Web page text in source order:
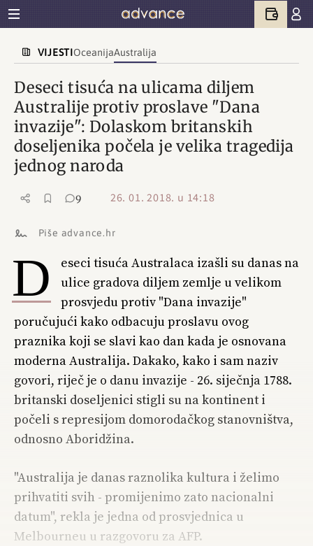
VIJESTIOceanijaAustralija
Deseci tisuća na ulicama diljem
Australije protiv proslave "Dana
invazije": Dolaskom britanskih
doseljenika počela je velika tragedija
jednog naroda
9 26. 01. 2018. u 14:18
Piše advance.hr
D
eseci tisuća Australaca izašli su danas na
ulice gradova diljem zemlje u velikom
prosvjedu protiv "Dana invazije"
poručujući kako odbacuju proslavu ovog
praznika koji se slavi kao dan kada je osnovana
moderna Australija. Dakako, kako i sam naziv
govori, riječ je o danu invazije - 26. siječnja 1788.
britanski doseljenici stigli su na kontinent i
počeli s represijom domorodačkog stanovništva,
odnosno Aboridžina.
"Australija je danas raznolika kultura i želimo
prihvatiti svih - promijenimo zato nacionalni
datum", rekla je jedna od prosvjednica u
Melbourneu u razgovoru za AFP.